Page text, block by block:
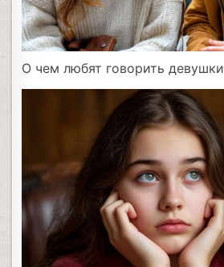
О чем любят говорить девушки